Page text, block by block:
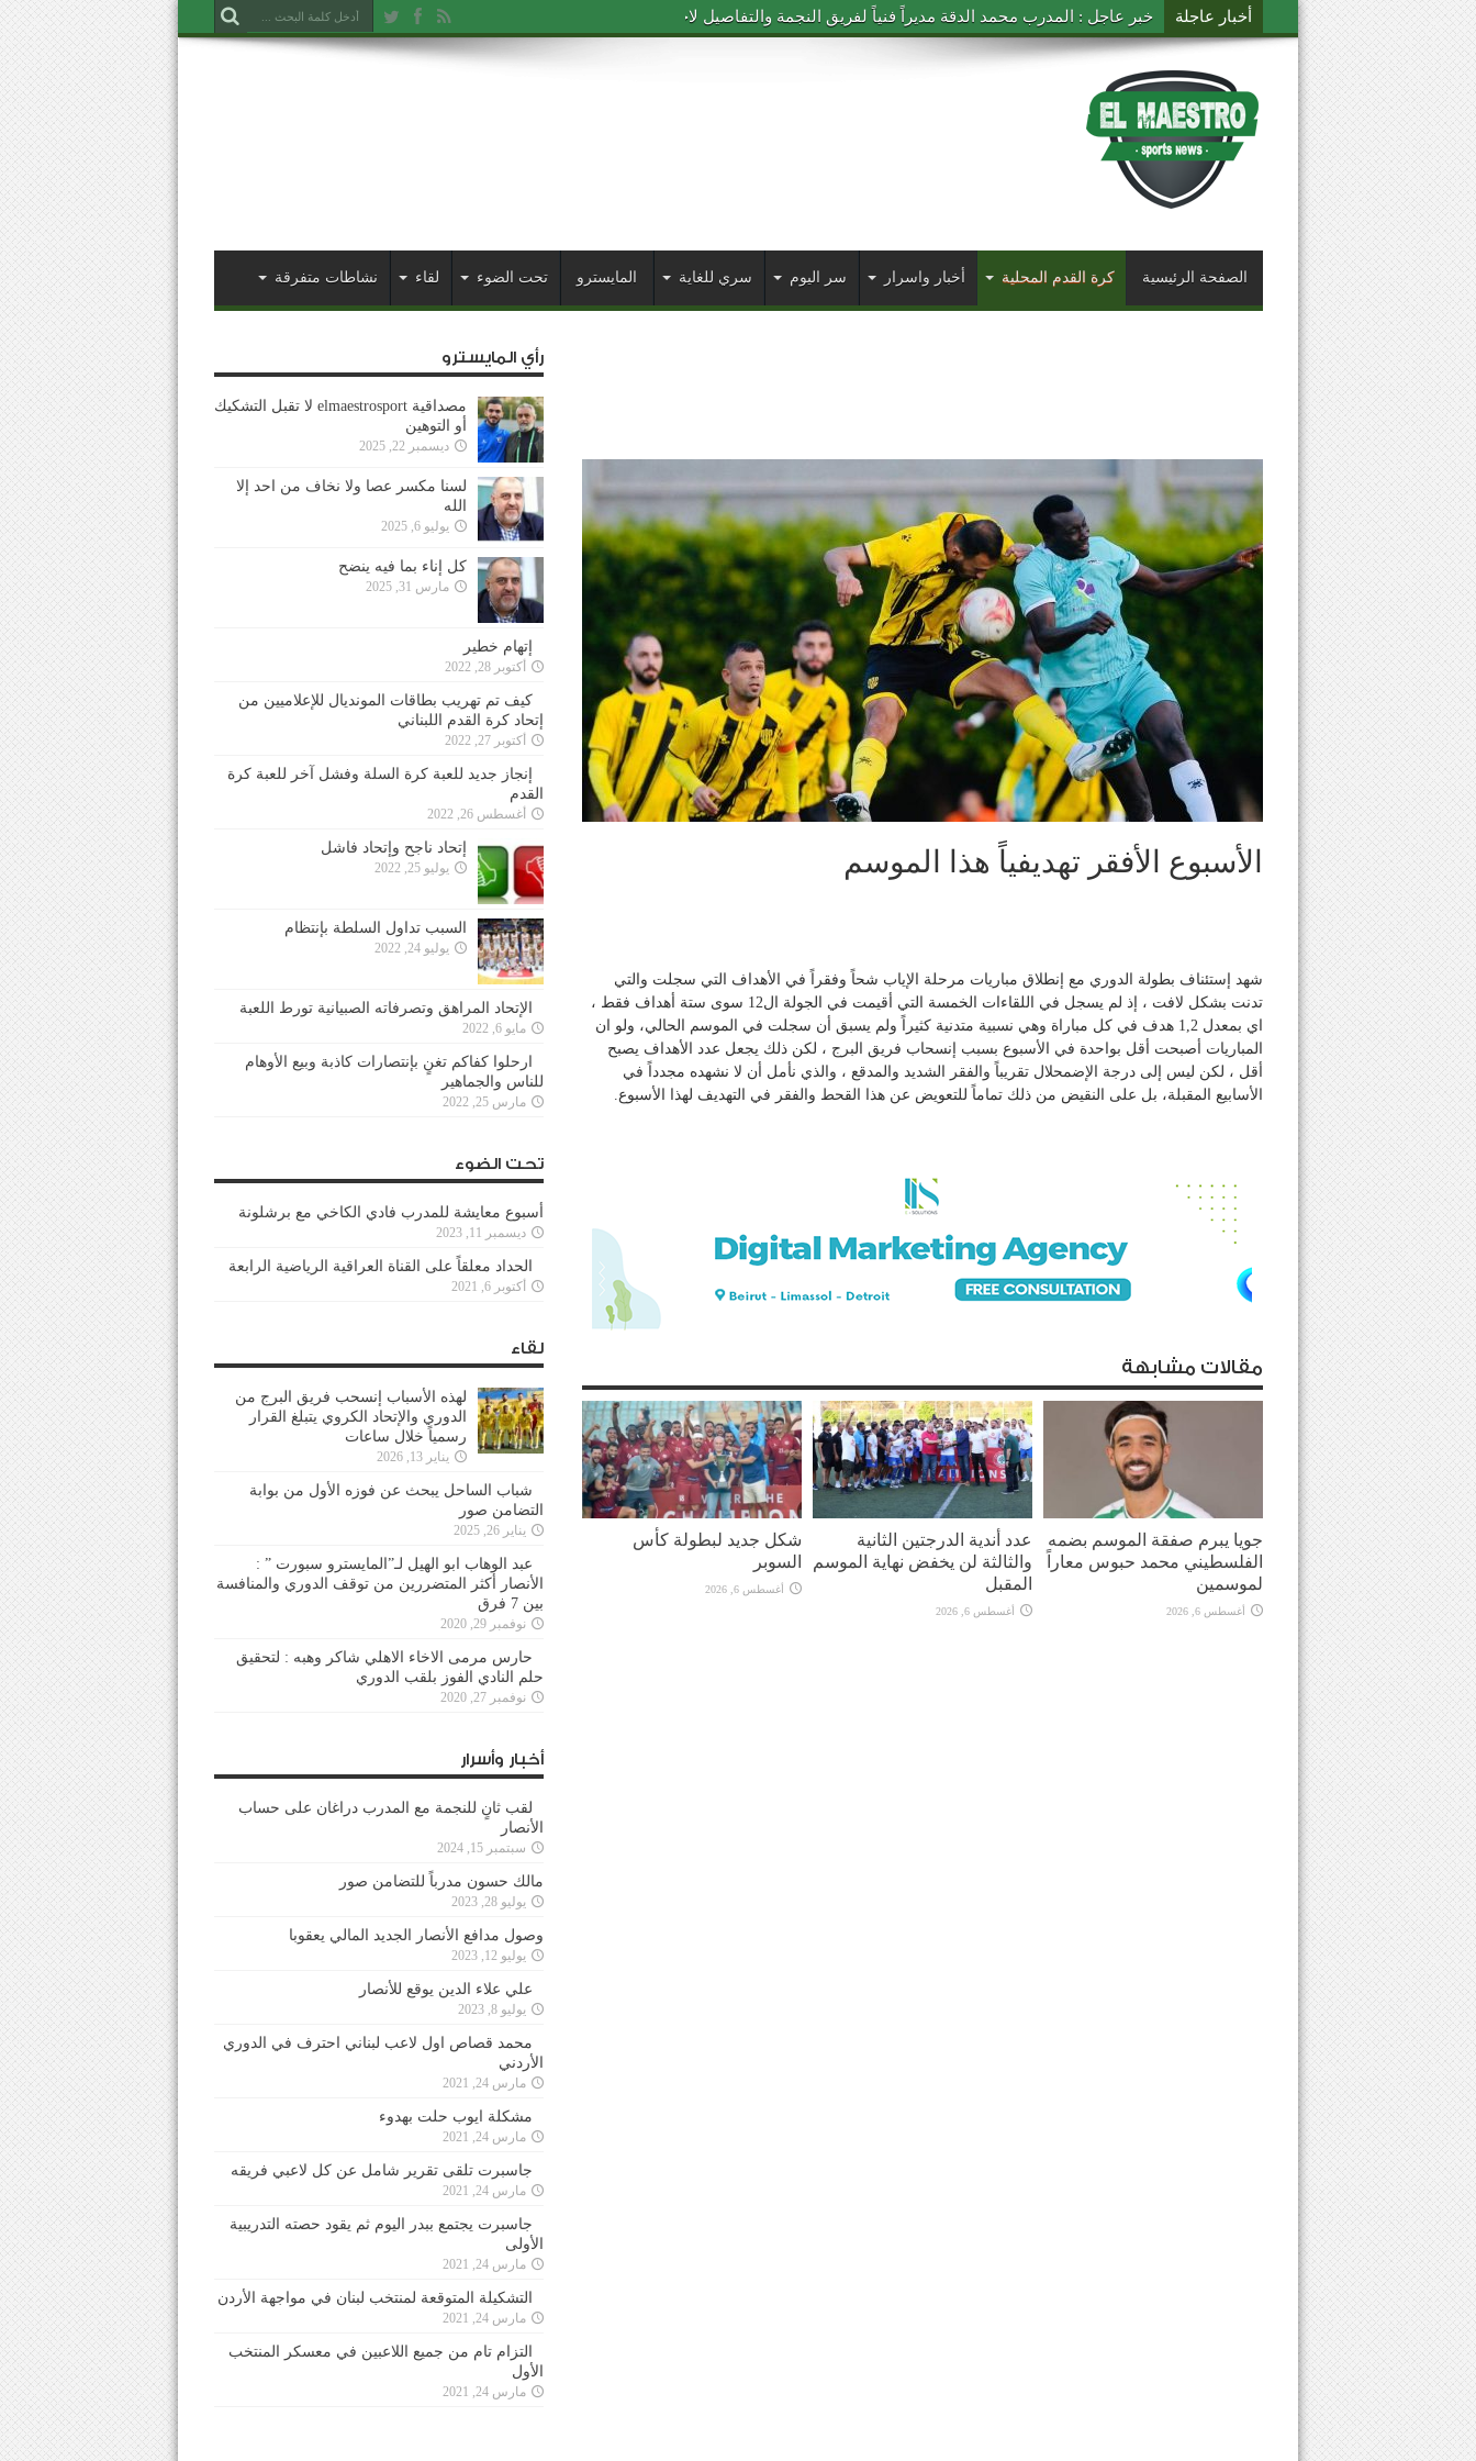
أخبار عاجلة خبر عاجل : المدرب محمد الدقة مديراً فنياً لفريق النجمة والتفاصيل لاحقاً
الصفحة الرئيسية كرة القدم المحلية أخبار واسرار سر اليوم سري للغاية المايسترو تحت الضوء لقاء نشاطات متفرقة
الأسبوع الأفقر تهديفياً هذا الموسم
شهد إستئناف بطولة الدوري مع إنطلاق مباريات مرحلة الإياب شحاً وفقراً في الأهداف التي سجلت والتي
تدنت بشكل لافت ، إذ لم يسجل في اللقاءات الخمسة التي أقيمت في الجولة ال12 سوى ستة أهداف فقط ،
اي بمعدل 1,2 هدف في كل مباراة وهي نسبية متدنية كثيراً ولم يسبق أن سجلت في الموسم الحالي، ولو ان
المباريات أصبحت أقل بواحدة في الأسبوع بسبب إنسحاب فريق البرج ، لكن ذلك يجعل عدد الأهداف يصبح
أقل ، لكن ليس إلى درجة الإضمحلال تقريباً والفقر الشديد والمدقع ، والذي نأمل أن لا نشهده مجدداً في
الأسابيع المقبلة، بل على النقيض من ذلك تماماً للتعويض عن هذا القحط والفقر في التهديف لهذا الأسبوع.
مقالات مشابهة
جويا يبرم صفقة الموسم بضمه
الفلسطيني محمد حبوس معاراً
لموسمين
أغسطس 6, 2026
عدد أندية الدرجتين الثانية
والثالثة لن يخفض نهاية الموسم
المقبل
أغسطس 6, 2026
شكل جديد لبطولة كأس
السوبر
أغسطس 6, 2026
رأي المايسترو
مصداقية elmaestrosport لا تقبل التشكيك
أو التوهين
ديسمبر 22, 2025
لسنا مكسر عصا ولا نخاف من احد إلا
الله
يوليو 6, 2025
كل إناء بما فيه ينضح
مارس 31, 2025
إتهام خطير
أكتوبر 28, 2022
كيف تم تهريب بطاقات المونديال للإعلاميين من
إتحاد كرة القدم اللبناني
أكتوبر 27, 2022
إنجاز جديد للعبة كرة السلة وفشل آخر للعبة كرة
القدم
أغسطس 26, 2022
إتحاد ناجح وإتحاد فاشل
يوليو 25, 2022
السبب تداول السلطة بإنتظام
يوليو 24, 2022
الإتحاد المراهق وتصرفاته الصبيانية تورط اللعبة
مايو 6, 2022
ارحلوا كفاكم تغنٍ بإنتصارات كاذبة وبيع الأوهام
للناس والجماهير
مارس 25, 2022
تحت الضوء
أسبوع معايشة للمدرب فادي الكاخي مع برشلونة
ديسمبر 11, 2023
الحداد معلقاً على القناة العراقية الرياضية الرابعة
أكتوبر 6, 2021
لقاء
لهذه الأسباب إنسحب فريق البرج من
الدوري والإتحاد الكروي يتبلغ القرار
رسمياً خلال ساعات
يناير 13, 2026
شباب الساحل يبحث عن فوزه الأول من بوابة
التضامن صور
يناير 26, 2025
عبد الوهاب ابو الهيل لـ”المايسترو سبورت ” :
الأنصار أكثر المتضررين من توقف الدوري والمنافسة
بين 7 فرق
نوفمبر 29, 2020
حارس مرمى الاخاء الاهلي شاكر وهبه : لتحقيق
حلم النادي الفوز بلقب الدوري
نوفمبر 27, 2020
أخبار وأسرار
لقب ثانٍ للنجمة مع المدرب دراغان على حساب
الأنصار
سبتمبر 15, 2024
مالك حسون مدرباً للتضامن صور
يوليو 28, 2023
وصول مدافع الأنصار الجديد المالي يعقوبا
يوليو 12, 2023
علي علاء الدين يوقع للأنصار
يوليو 8, 2023
محمد قصاص اول لاعب لبناني احترف في الدوري
الأردني
مارس 24, 2021
مشكلة ايوب حلت بهدوء
مارس 24, 2021
جاسبرت تلقى تقرير شامل عن كل لاعبي فريقه
مارس 24, 2021
جاسبرت يجتمع ببدر اليوم ثم يقود حصته التدريبية
الأولى
مارس 24, 2021
التشكيلة المتوقعة لمنتخب لبنان في مواجهة الأردن
مارس 24, 2021
التزام تام من جميع اللاعبين في معسكر المنتخب
الأول
مارس 24, 2021